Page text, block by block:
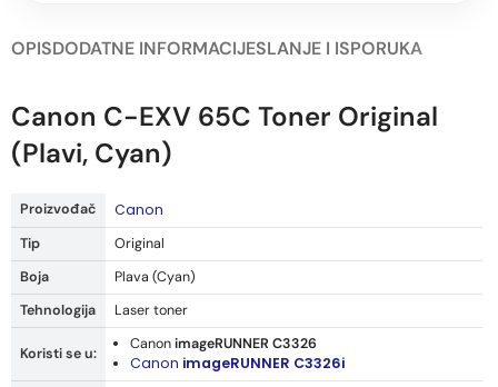
OPISDODATNE INFORMACIJESLANJE I ISPORUKA
Canon C-EXV 65C Toner Original
(Plavi, Cyan)
Proizvođač Canon
Tip
Original
Boja
Plava (Cyan)
Tehnologija
Laser toner
Koristi se u:
CanonimageRUNNER C3326
Canon imageRUNNER C3326i